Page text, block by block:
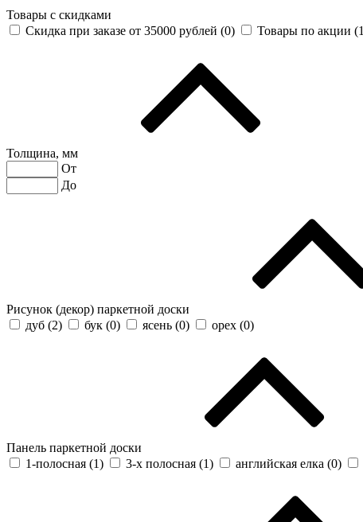
Товары с скидками
Скидка при заказе от 35000 рублей (0) Товары по акции (1
Толщина, мм
От
До
Рисунок (декор) паркетной доски
дуб (2) бук (0) ясень (0) орех (0)
Панель паркетной доски
1-полосная (1) 3-х полосная (1) английская елка (0)